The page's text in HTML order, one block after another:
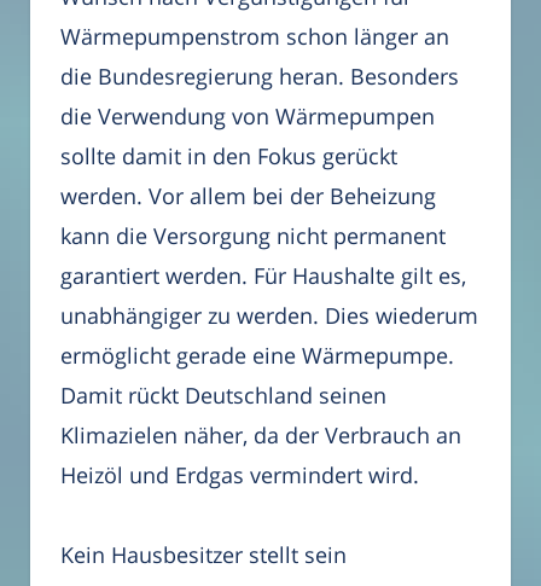
Wärmepumpenstrom schon länger an
die Bundesregierung heran. Besonders
die Verwendung von Wärmepumpen
sollte damit in den Fokus gerückt
werden. Vor allem bei der Beheizung
kann die Versorgung nicht permanent
garantiert werden. Für Haushalte gilt es,
unabhängiger zu werden. Dies wiederum
ermöglicht gerade eine Wärmepumpe.
Damit rückt Deutschland seinen
Klimazielen näher, da der Verbrauch an
Heizöl und Erdgas vermindert wird.
Kein Hausbesitzer stellt sein